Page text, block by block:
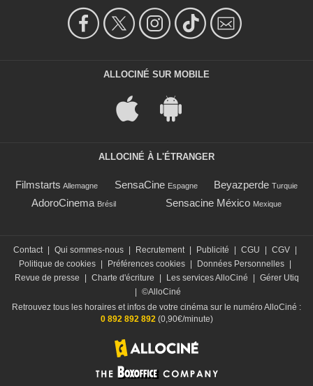
ALLOCINÉ SUR MOBILE
ALLOCINÉ À L'ÉTRANGER
Filmstarts Allemagne SensaCine Espagne Beyazperde Turquie
AdoroCinema Brésil Sensacine México Mexique
Contact Qui sommes-nous Recrutement Publicité CGU CGV
Politique de cookies
Préférences cookies Données Personnelles
Revue de presse
Charte d'écriture Les services AlloCiné
Gérer Utiq
©AlloCiné
Retrouvez tous les horaires et infos de votre cinéma sur le numéro AlloCiné :
0 892 892 892(0,90€/minute)